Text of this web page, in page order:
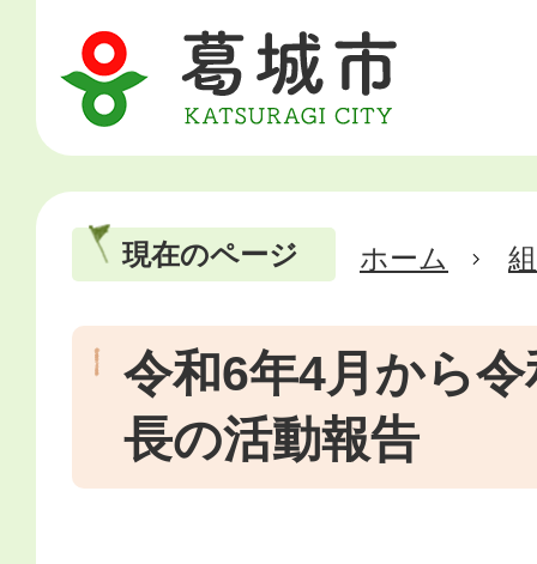
現在のページ ホーム
令和6年4月から
長の活動報告